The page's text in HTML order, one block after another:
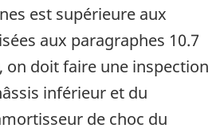
est supérieure aux
aux paragraphes 10.7
on doit faire une inspection
inférieur et du
de choc du